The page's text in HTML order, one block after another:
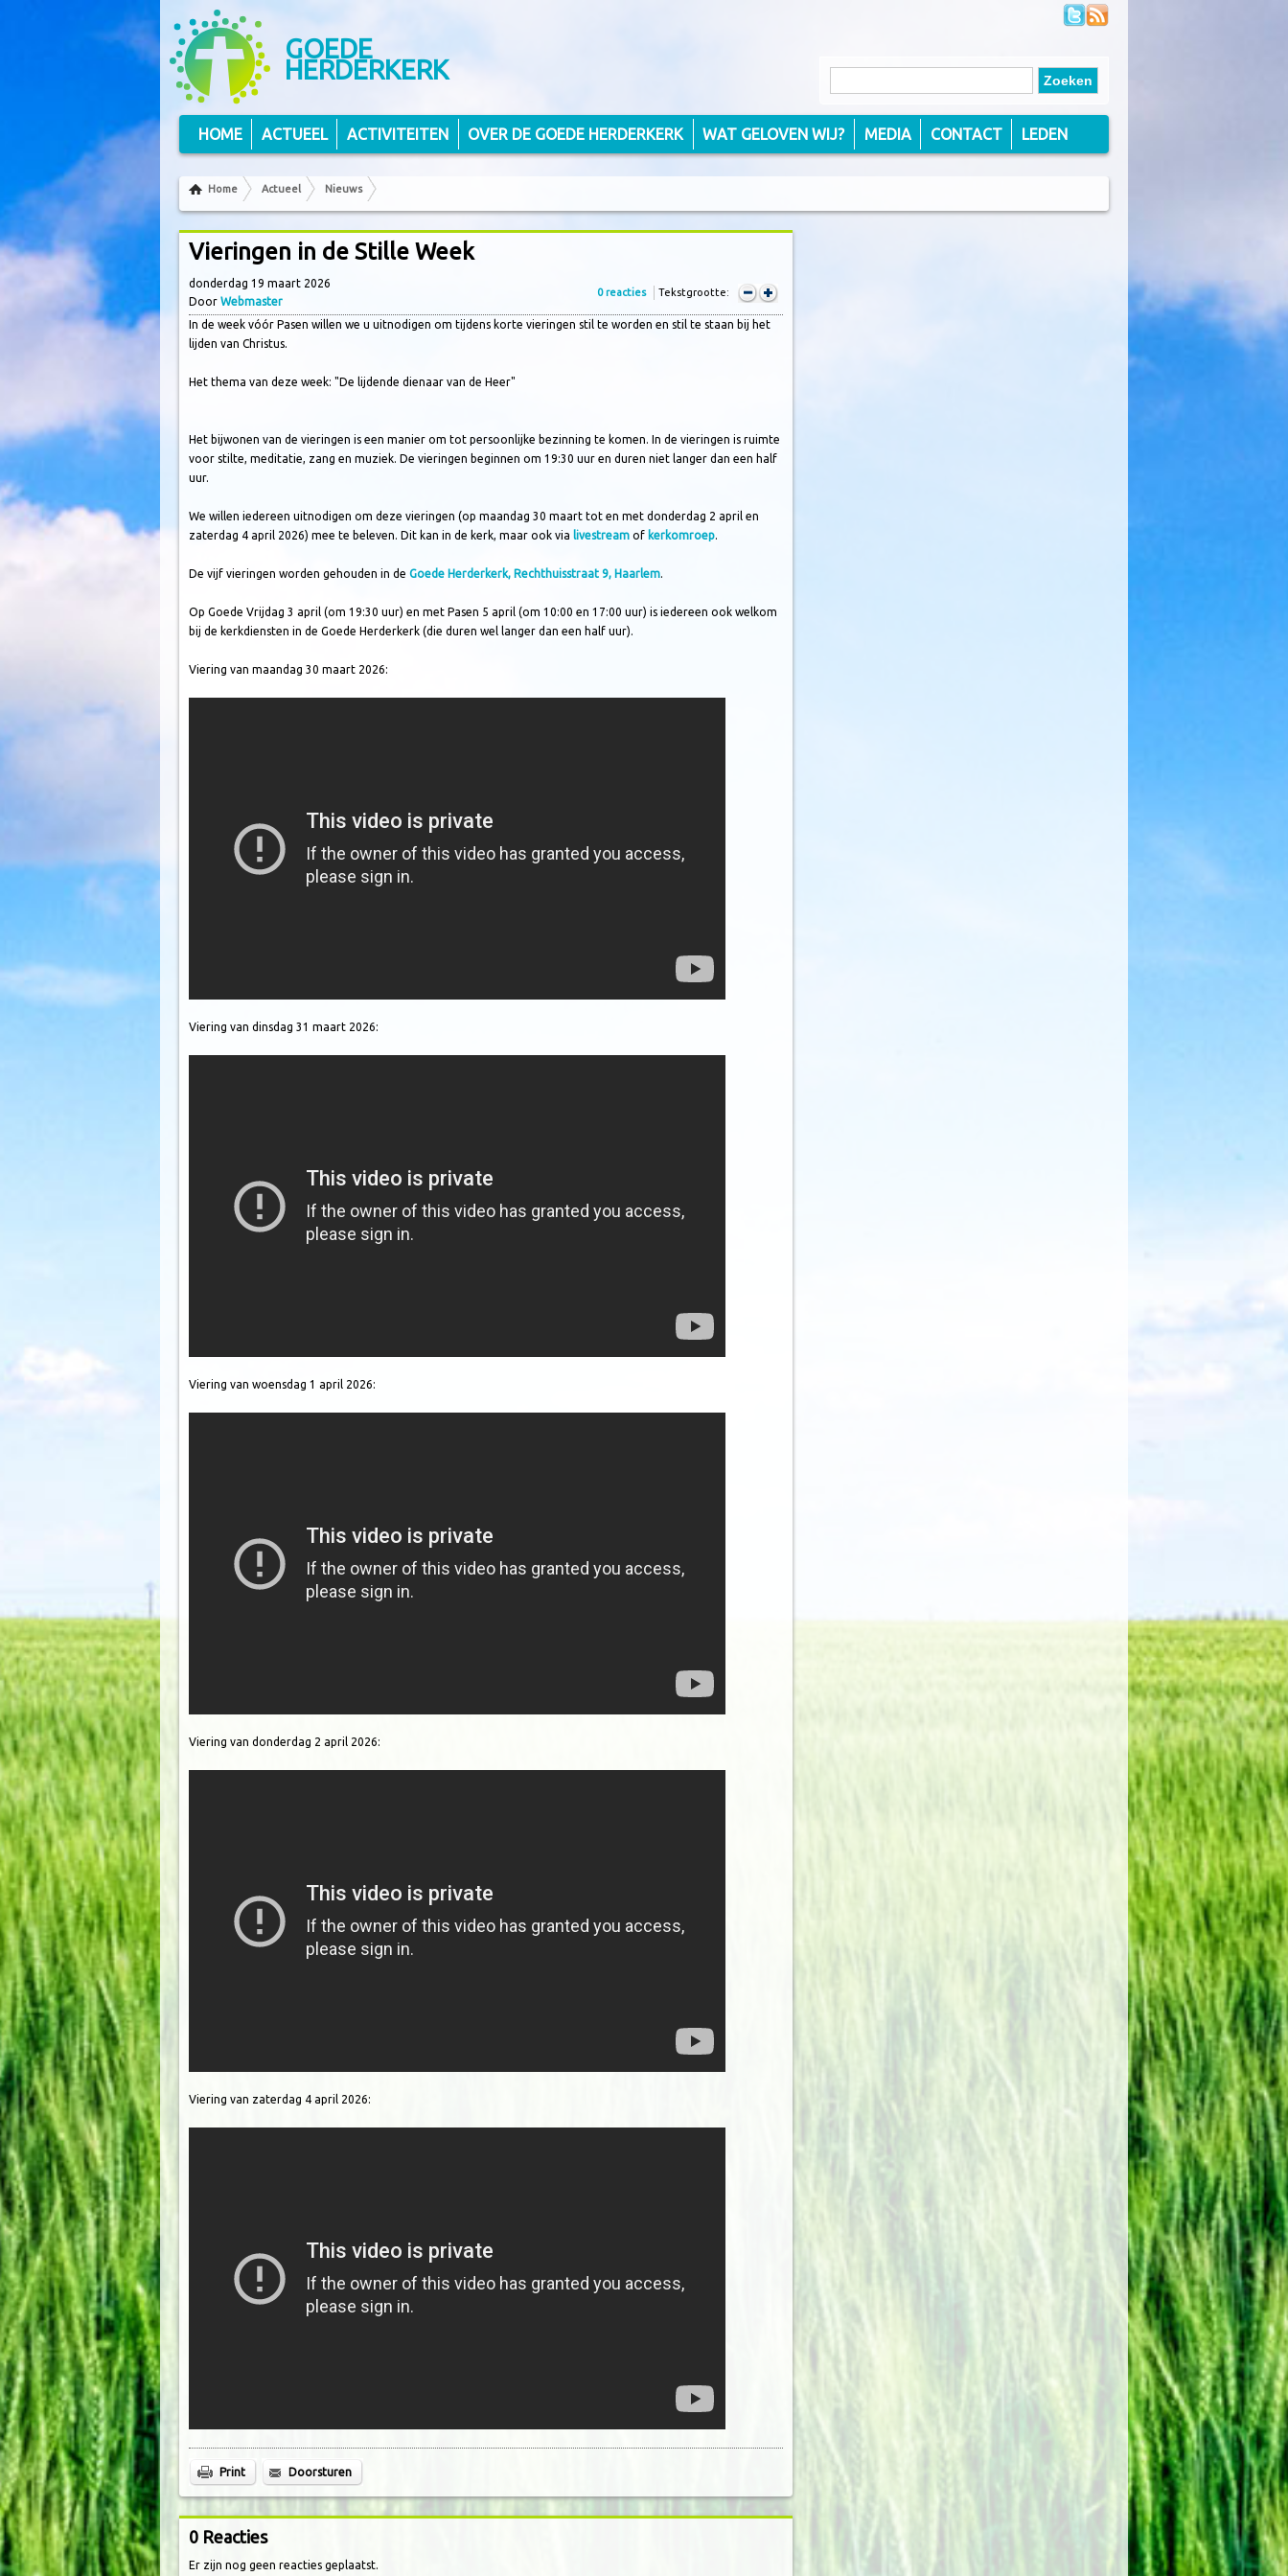
GOEDE
HERDERKERK
Volg ons via RSS
Home Actueel Nieuws
Vieringen in de Stille Week
Tekstgrootte:
0 reacties
donderdag 19 maart 2026
Door Webmaster
In de week vóór Pasen willen we u uitnodigen om tijdens korte vieringen stil te worden en stil te staan bij het
lijden van Christus.
Het thema van deze week: "De lijdende dienaar van de Heer"
Het bijwonen van de vieringen is een manier om tot persoonlijke bezinning te komen. In de vieringen is ruimte
voor stilte, meditatie, zang en muziek. De vieringen beginnen om 19:30 uur en duren niet langer dan een half
uur.
We willen iedereen uitnodigen om deze vieringen (op maandag 30 maart tot en met donderdag 2 april en
zaterdag 4 april 2026) mee te beleven. Dit kan in de kerk, maar ook via livestream of kerkomroep.
De vijf vieringen worden gehouden in de Goede Herderkerk, Rechthuisstraat 9, Haarlem.
Op Goede Vrijdag 3 april (om 19:30 uur) en met Pasen 5 april (om 10:00 en 17:00 uur) is iedereen ook welkom
bij de kerkdiensten in de Goede Herderkerk (die duren wel langer dan een half uur).
Viering van maandag 30 maart 2026:
Viering van dinsdag 31 maart 2026:
Viering van woensdag 1 april 2026:
Viering van donderdag 2 april 2026:
Viering van zaterdag 4 april 2026:
Print Doorsturen
0 Reacties
Er zijn nog geen reacties geplaatst.
HOME ACTUEEL ACTIVITEITEN OVER DE GOEDE HERDERKERK WAT GELOVEN WIJ? MEDIA CONTACT LEDEN